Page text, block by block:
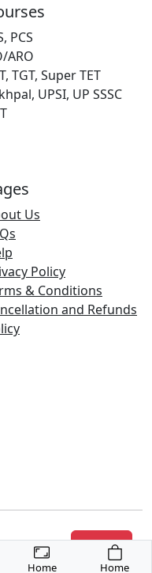
PCS
ARO
TGT, Super TET
UPSI, UP SSSC
Us
Policy
& Conditions
and Refunds
. All rights reserved.
Home Home
Join Us